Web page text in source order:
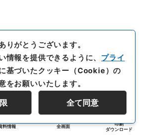
料情報 全画面
印刷
ダウンロード
りがとうございます。
情報を提供できるように、 プライ
基づいたクッキー（Cookie）の
をお願いいたします。
全て同意